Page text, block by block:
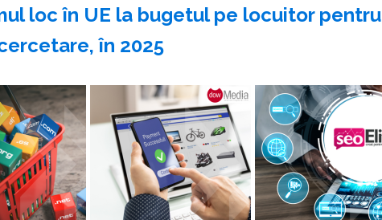
loc în UE la bugetul pe locuitor pentru
în 2025